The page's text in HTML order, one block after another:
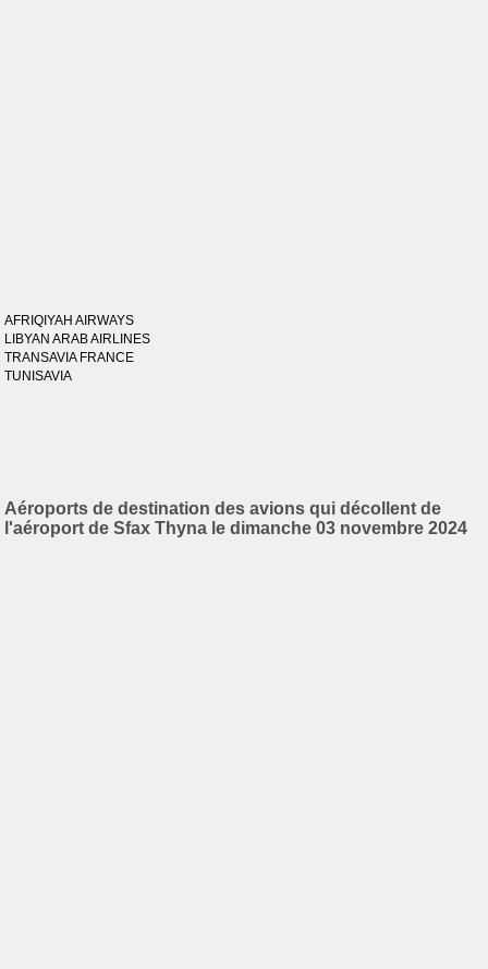
AFRIQIYAH AIRWAYS
LIBYAN ARAB AIRLINES
TRANSAVIA FRANCE
TUNISAVIA
Aéroports de destination des avions qui décollent de
l'aéroport de Sfax Thyna le dimanche 03 novembre 2024